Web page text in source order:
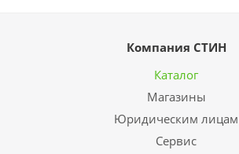
Компания СТИН
Каталог
Магазины
Юридическим лицам
Сервис